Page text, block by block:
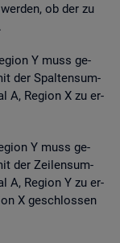
ob der zu
Y muss ge­
der Spal­ten­sum­
A, Re­gi­on X zu er­
Y muss ge­
der Zei­len­sum­
A, Re­gi­on Y zu er­
X ge­schlos­sen